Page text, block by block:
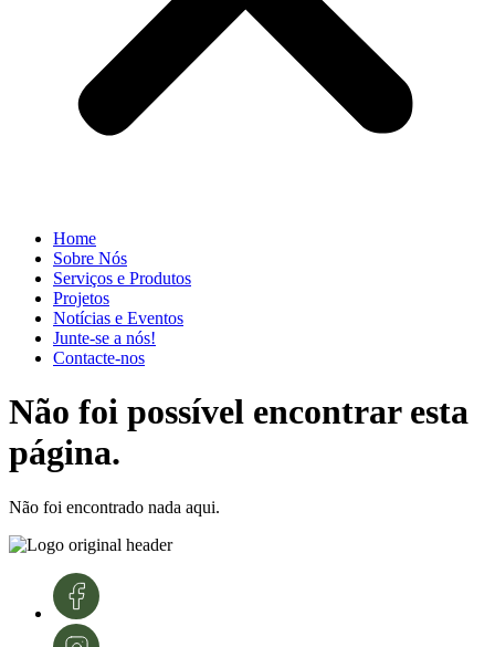
Home
Sobre Nós
Serviços e Produtos
Projetos
Notícias e Eventos
Junte-se a nós!
Contacte-nos
Não foi possível encontrar esta
página.
Não foi encontrado nada aqui.